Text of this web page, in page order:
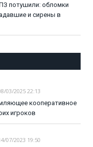
потушили: обломки
и сирены в
03/2025 22:13
кооперативное
игроков
07/2023 19:50